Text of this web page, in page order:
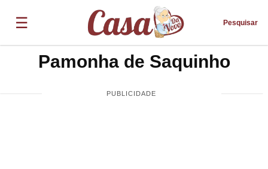
☰ Pesquisar
Pamonha de Saquinho